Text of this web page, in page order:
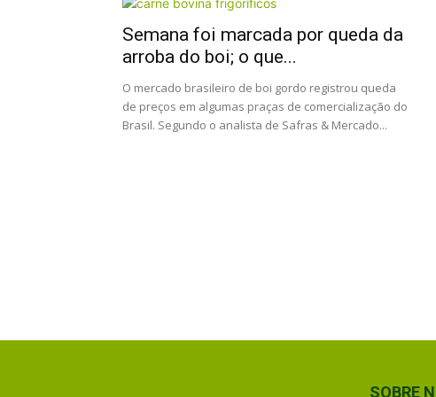
Semana foi marcada por queda da
arroba do boi; o que...
O mercado brasileiro de boi gordo registrou queda
de preços em algumas praças de comercialização do
Brasil. Segundo o analista de Safras & Mercado...
SOBRE